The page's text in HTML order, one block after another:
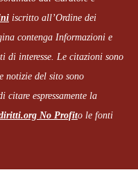
iscritto all’Ordine dei
contenga Informazioni e
di interesse. Le citazioni sono
notizie del sito sono
espressamente la
No Profito le fonti